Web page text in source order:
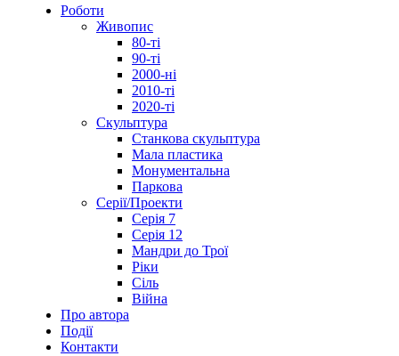
Close
Роботи
Живопис
80-ті
90-ті
2000-ні
2010-ті
2020-ті
Скульптура
Станкова скульптура
Мала пластика
Монументальна
Паркова
Серії/Проекти
Серія 7
Серія 12
Мандри до Трої
Ріки
Сіль
Війна
Про автора
Події
Контакти